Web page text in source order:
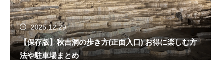
2025.12.29
【保存版】秋吉洞の歩き方(正面入口) お得に楽しむ方
法や駐車場まとめ